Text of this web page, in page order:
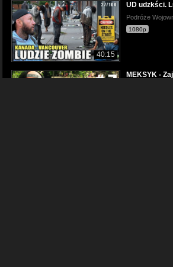
40:15
UD udzkści.
Podróże
1080p
MEKSYK -